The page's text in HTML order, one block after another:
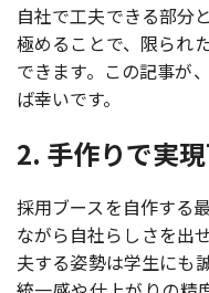
自社で工夫できる部分
極めることで、限られ
できます。この記事が
ば幸いです。
2. 手作りで実
採用ブースを自作する
ながら自社らしさを出
夫する姿勢は学生にも